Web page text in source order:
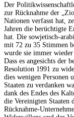
Der
zur Rücknahme der
Nationen verfasst hat,
Jahren die berüchtigte
hat. Die sowjetisch-
mit 72 zu 35 Stimmen
wurde sie immer
Dass es angesichts der
Resolution 1991 zu
dies wenigen Personen
Staaten zu verdanken
dank des Endes des
die Vereinigten Staaten
Rücknahme-